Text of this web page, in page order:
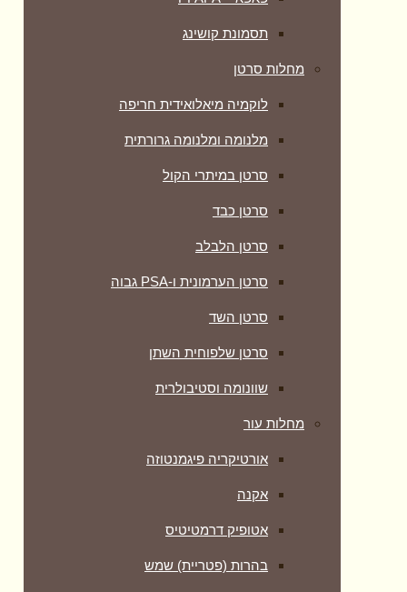
תסמונת קושינג
מחלות סרטן
לוקמיה מיאלואידית חריפה
מלנומה ומלנומה גרורתית
סרטן במיתרי הקול
סרטן כבד
סרטן הלבלב
סרטן הערמונית ו-PSA גבוה
סרטן השד
סרטן שלפוחית השתן
שוונומה וסטיבולרית
מחלות עור
אורטיקריה פיגמנטוזה
אקנה
אטופיק דרמטיטיס
בהרות (פטריית) שמש